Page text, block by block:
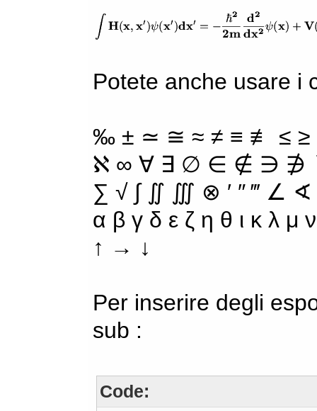
Potete anche usare i
‰ ± ≃ ≅ ≈ ≠ ≡ ≢ ≤
ℵ ∞ ∀ ∃ ∅ ∈ ∉ ∋ ∌
∑ √ ∫ ∬ ∭ ⊗ ′ ″ ‴ ∠
α β γ δ ε ζ η θ ι κ λ
↑ → ↓
Per inserire degli
sub :
Code: